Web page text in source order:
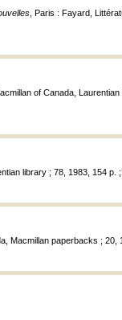
, Paris : Fayard,
of Canada,
library ; 78, 1983, 154 p. ;
Macmillan paperbacks ; 20,